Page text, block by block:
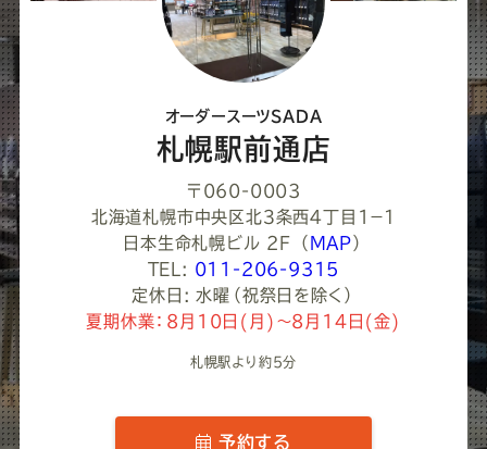
く
だ
い
オーダースーツSADA
札幌駅前通店
〒060-0003
北海道札幌市中央区北３条西４丁目1−１
日本生命札幌ビル 2F
（ MAP ）
TEL: 011-206-9315
定休日: 水曜（祝祭日を除く）
夏期休業：8月10日(月)～8月14日(金)
札幌駅より約5分
予約する